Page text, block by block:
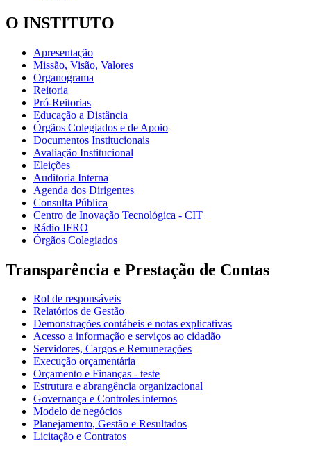
O INSTITUTO
Apresentação
Missão, Visão, Valores
Organograma
Reitoria
Pró-Reitorias
Educação a Distância
Órgãos Colegiados e de Apoio
Documentos Institucionais
Avaliação Institucional
Eleições
Auditoria Interna
Agenda dos Dirigentes
Consulta Pública
Centro de Inovação Tecnológica - CIT
Rádio IFRO
Órgãos Colegiados
Transparência e Prestação de Contas
Rol de responsáveis
Relatórios de Gestão
Demonstrações contábeis e notas explicativas
Acesso a informação e serviços ao cidadão
Servidores, Cargos e Remunerações
Execução orçamentária
Orçamento e Finanças - teste
Estrutura e abrangência organizacional
Governança e Controles internos
Modelo de negócios
Planejamento, Gestão e Resultados
Licitação e Contratos